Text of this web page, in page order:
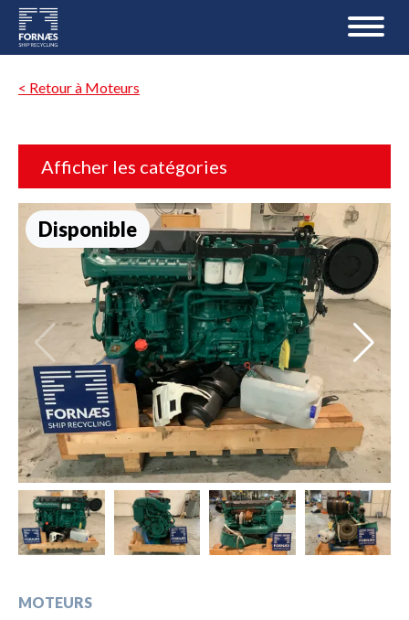
< Retour à Moteurs
Afficher les catégories
Disponible
MOTEURS